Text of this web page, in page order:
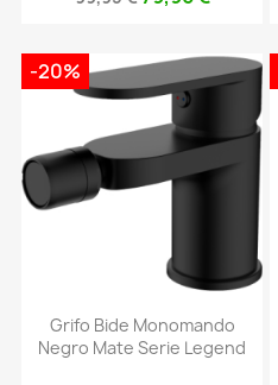
Grifo Bide Monomando
Negro Mate Serie Legend
-20%